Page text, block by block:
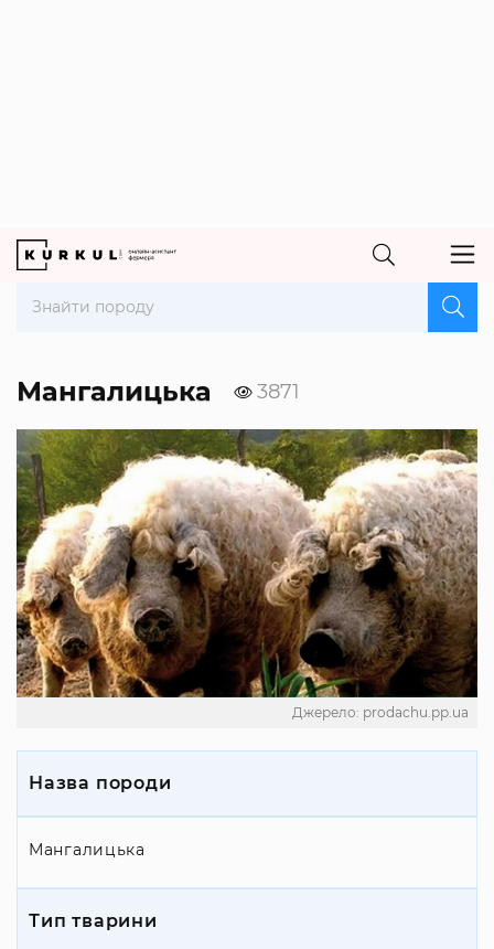
Мангалицька 3871
Джерело: prodachu.pp.ua
Назва породи
Мангалицька
Тип тварини